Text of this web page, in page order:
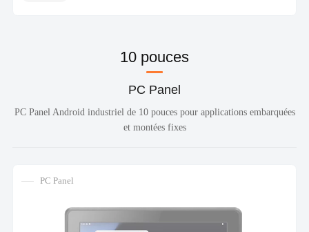
10 pouces
PC Panel
PC Panel Android industriel de 10 pouces pour applications embarquées
et montées fixes
PC Panel